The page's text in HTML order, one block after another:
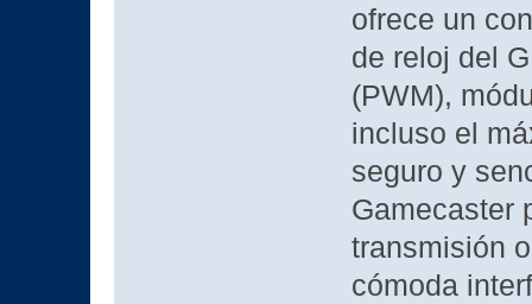
ofrece un
de reloj del
(PWM),
incluso el
seguro y
Gamecaster
transmisión
cómoda